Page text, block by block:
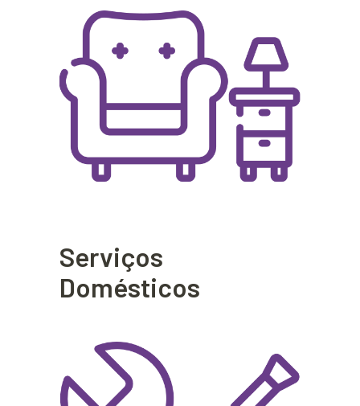
Serviços
Domésticos